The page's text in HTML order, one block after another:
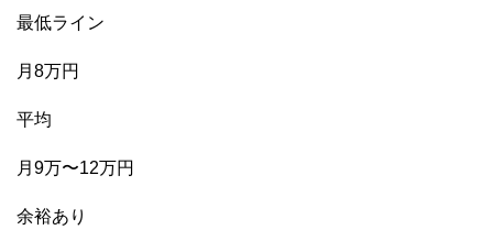
最低ライン
月8万円
平均
月9万〜12万円
余裕あり